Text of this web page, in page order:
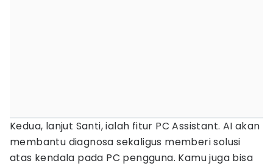
Kedua, lanjut Santi, ialah fitur PC Assistant. AI akan
membantu diagnosa sekaligus memberi solusi
atas kendala pada PC pengguna. Kamu juga bisa